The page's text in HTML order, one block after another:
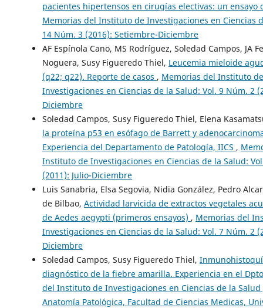
pacientes hipertensos en cirugías electivas: un ensayo
Memorias del Instituto de Investigaciones en Ciencias
14 Núm. 3 (2016): Setiembre-Diciembre
AF Espínola Cano, MS Rodríguez, Soledad Campos, JA
Noguera, Susy Figueredo Thiel, Leucemia mieloide
(q22; q22). Reporte de casos , Memorias del Instituto de
Investigaciones en Ciencias de la Salud: Vol. 9 Núm. 2
Diciembre
Soledad Campos, Susy Figueredo Thiel, Elena
la proteína p53 en esófago de Barrett y
Experiencia del Departamento de Patología, IICS ,
Instituto de Investigaciones en Ciencias de la Salud:
(2011): Julio-Diciembre
Luis Sanabria, Elsa Segovia, Nidia González, Pedro
de Bilbao, Actividad larvicida de extractos vegetales
de Aedes aegypti (primeros ensayos) , Memorias del
Investigaciones en Ciencias de la Salud: Vol. 7 Núm. 2
Diciembre
Soledad Campos, Susy Figueredo Thiel,
diagnóstico de la fiebre amarilla. Experiencia en el
del Instituto de Investigaciones en Ciencias de la Salud
Anatomía Patológica, Facultad de Ciencias Medicas,